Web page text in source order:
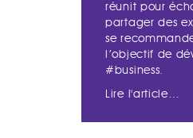
réunit pour
partager des
se
l’objectif de
#business.
Lire l'article…